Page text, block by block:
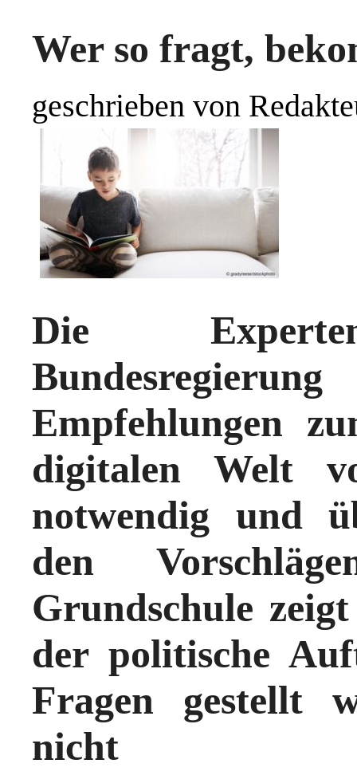
Wer so fragt,
geschrieben von
Die
Empfehlungen
digitalen Welt
notwendig und
den
Grundschule
der politische
Fragen gestellt
nicht